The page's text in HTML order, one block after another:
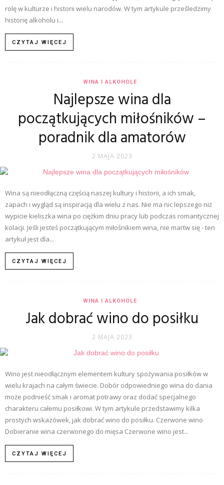
rolę w kulturze i historii wielu narodów. W tym artykule prześledzimy
historię alkoholu i...
CZYTAJ WIĘCEJ
WINA I ALKOHOLE
Najlepsze wina dla
początkujących miłośników –
poradnik dla amatorów
2 MAJA 2023
Wina są nieodłączną częścią naszej kultury i historii, a ich smak,
zapach i wygląd są inspiracją dla wielu z nas. Nie ma nic lepszego niż
wypicie kieliszka wina po ciężkim dniu pracy lub podczas romantycznej
kolacji. Jeśli jesteś początkującym miłośnikiem wina, nie martw się - ten
artykuł jest dla...
CZYTAJ WIĘCEJ
WINA I ALKOHOLE
Jak dobrać wino do posiłku
2 MAJA 2023
Wino jest nieodłącznym elementem kultury spożywania posiłków w
wielu krajach na całym świecie. Dobór odpowiedniego wina do dania
może podnieść smak i aromat potrawy oraz dodać specjalnego
charakteru całemu posiłkowi. W tym artykule przedstawimy kilka
prostych wskazówek, jak dobrać wino do posiłku. Czerwone wino
Dobieranie wina czerwonego do mięsa Czerwone wino jest...
CZYTAJ WIĘCEJ